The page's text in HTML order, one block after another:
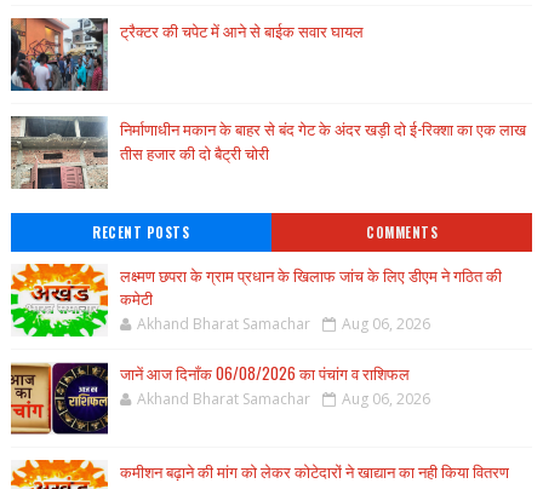
ट्रैक्टर की चपेट में आने से बाईक सवार घायल
निर्माणाधीन मकान के बाहर से बंद गेट के अंदर खड़ी दो ई-रिक्शा का एक लाख
तीस हजार की दो बैट्री चोरी
RECENT POSTS COMMENTS
लक्ष्मण छपरा के ग्राम प्रधान के खिलाफ जांच के लिए डीएम ने गठित की
कमेटी
Akhand Bharat Samachar Aug 06, 2026
जानें आज दिनाँक 06/08/2026 का पंचांग व राशिफल
Akhand Bharat Samachar Aug 06, 2026
कमीशन बढ़ाने की मांग को लेकर कोटेदारों ने खाद्यान का नही किया वितरण